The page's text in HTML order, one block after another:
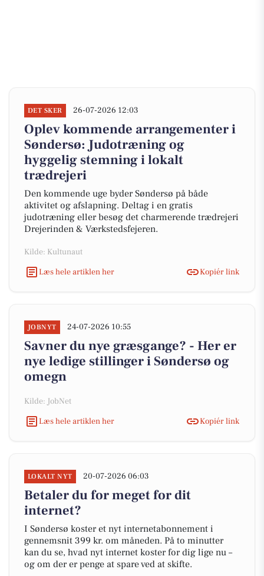
DET SKER 26-07-2026 12:03
Oplev kommende arrangementer i
Søndersø: Judotræning og
hyggelig stemning i lokalt
trædrejeri
Den kommende uge byder Søndersø på både
aktivitet og afslapning. Deltag i en gratis
judotræning eller besøg det charmerende trædrejeri
Drejerinden & Værkstedsfejeren.
Kilde: Kultunaut
Læs hele artiklen her
Kopiér link
JOBNYT 24-07-2026 10:55
Savner du nye græsgange? - Her er
nye ledige stillinger i Søndersø og
omegn
Kilde: JobNet
Læs hele artiklen her
Kopiér link
LOKALT NYT 20-07-2026 06:03
Betaler du for meget for dit
internet?
I Søndersø koster et nyt internetabonnement i
gennemsnit 399 kr. om måneden. På to minutter
kan du se, hvad nyt internet koster for dig lige nu –
og om der er penge at spare ved at skifte.